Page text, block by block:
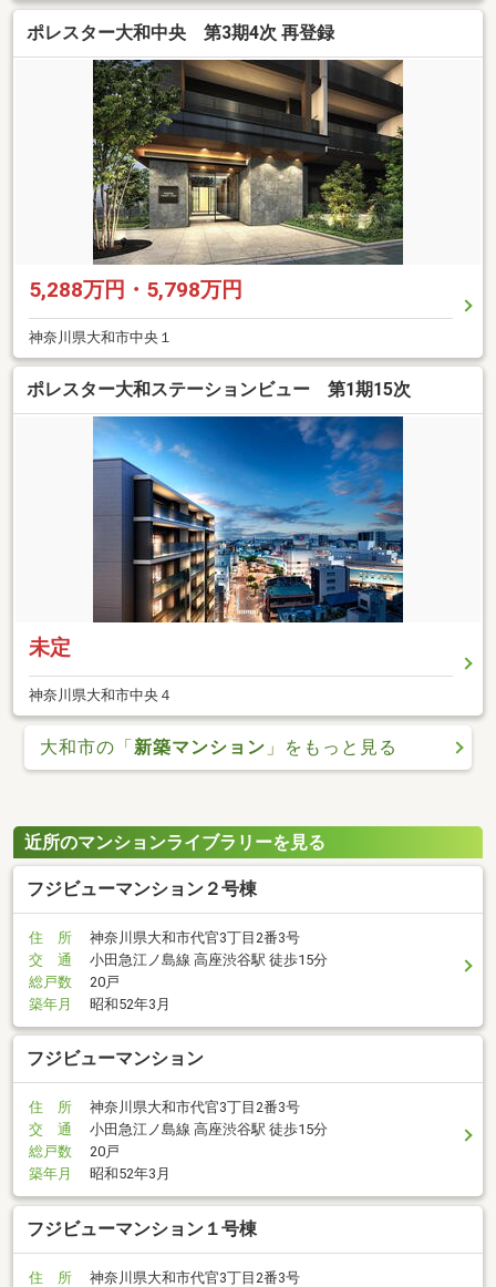
ポレスター大和中央 第3期4次 再登録
5,288万円・5,798万円
神奈川県大和市中央１
ポレスター大和ステーションビュー 第1期15次
未定
神奈川県大和市中央４
大和市の「新築マンション 」をもっと見る
近所のマンションライブラリーを見る
フジビューマンション２号棟
住 所
神奈川県大和市代官3丁目2番3号
交 通
小田急江ノ島線 高座渋谷駅 徒歩15分
総戸数
20戸
築年月
昭和52年3月
フジビューマンション
住 所
神奈川県大和市代官3丁目2番3号
交 通
小田急江ノ島線 高座渋谷駅 徒歩15分
総戸数
20戸
築年月
昭和52年3月
フジビューマンション１号棟
住 所
神奈川県大和市代官3丁目2番3号